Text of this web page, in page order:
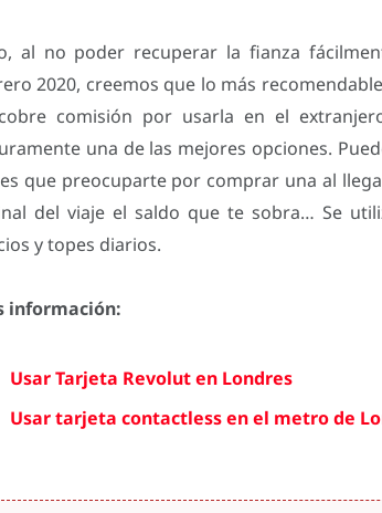
al no poder recuperar la fianza
2020, creemos que lo más
comisión por usarla en el
una de las mejores opciones.
que preocuparte por comprar una al
del viaje el saldo que te sobra… Se
y topes diarios.
información:
Usar Tarjeta Revolut en Londres
Usar tarjeta contactless en el metro de